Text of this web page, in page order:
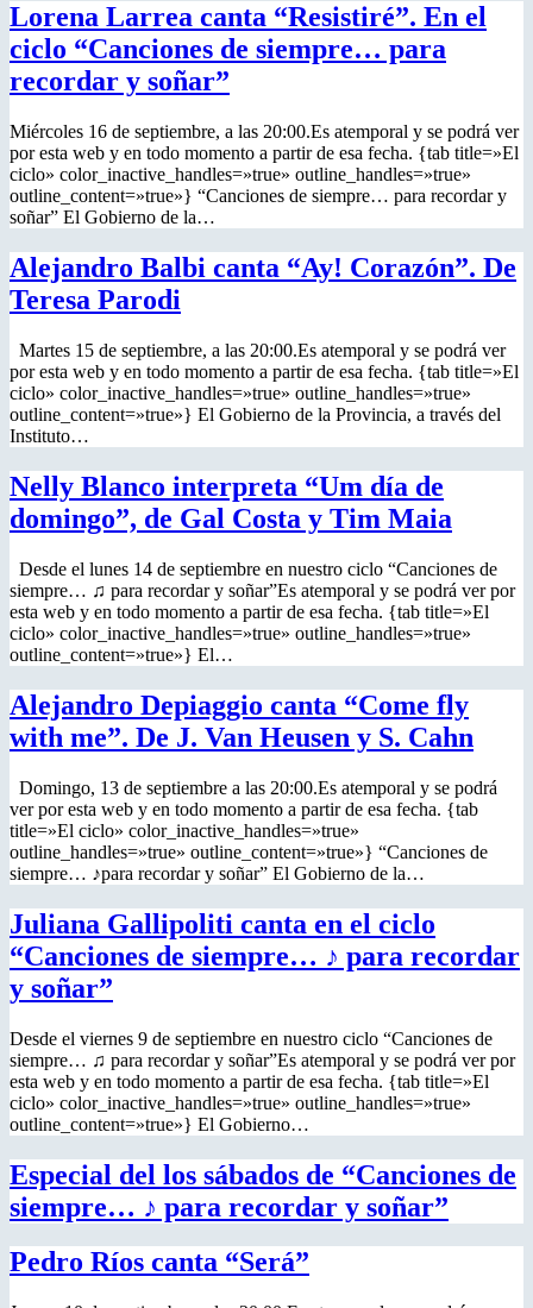
Lorena Larrea canta “Resistiré”. En el
ciclo “Canciones de siempre… para
recordar y soñar”
Miércoles 16 de septiembre, a las 20:00.Es atemporal y se podrá ver
por esta web y en todo momento a partir de esa fecha. {tab title=»El
ciclo» color_inactive_handles=»true» outline_handles=»true»
outline_content=»true»} “Canciones de siempre… para recordar y
soñar” El Gobierno de la…
Alejandro Balbi canta “Ay! Corazón”. De
Teresa Parodi
Martes 15 de septiembre, a las 20:00.Es atemporal y se podrá ver
por esta web y en todo momento a partir de esa fecha. {tab title=»El
ciclo» color_inactive_handles=»true» outline_handles=»true»
outline_content=»true»} El Gobierno de la Provincia, a través del
Instituto…
Nelly Blanco interpreta “Um día de
domingo”, de Gal Costa y Tim Maia
Desde el lunes 14 de septiembre en nuestro ciclo “Canciones de
siempre… ♫ para recordar y soñar”Es atemporal y se podrá ver por
esta web y en todo momento a partir de esa fecha. {tab title=»El
ciclo» color_inactive_handles=»true» outline_handles=»true»
outline_content=»true»} El…
Alejandro Depiaggio canta “Come fly
with me”. De J. Van Heusen y S. Cahn
Domingo, 13 de septiembre a las 20:00.Es atemporal y se podrá
ver por esta web y en todo momento a partir de esa fecha. {tab
title=»El ciclo» color_inactive_handles=»true»
outline_handles=»true» outline_content=»true»} “Canciones de
siempre… ♪para recordar y soñar” El Gobierno de la…
Juliana Gallipoliti canta en el ciclo
“Canciones de siempre… ♪ para recordar
y soñar”
Desde el viernes 9 de septiembre en nuestro ciclo “Canciones de
siempre… ♫ para recordar y soñar”Es atemporal y se podrá ver por
esta web y en todo momento a partir de esa fecha. {tab title=»El
ciclo» color_inactive_handles=»true» outline_handles=»true»
outline_content=»true»} El Gobierno…
Especial del los sábados de “Canciones de
siempre… ♪ para recordar y soñar”
Pedro Ríos canta “Será”